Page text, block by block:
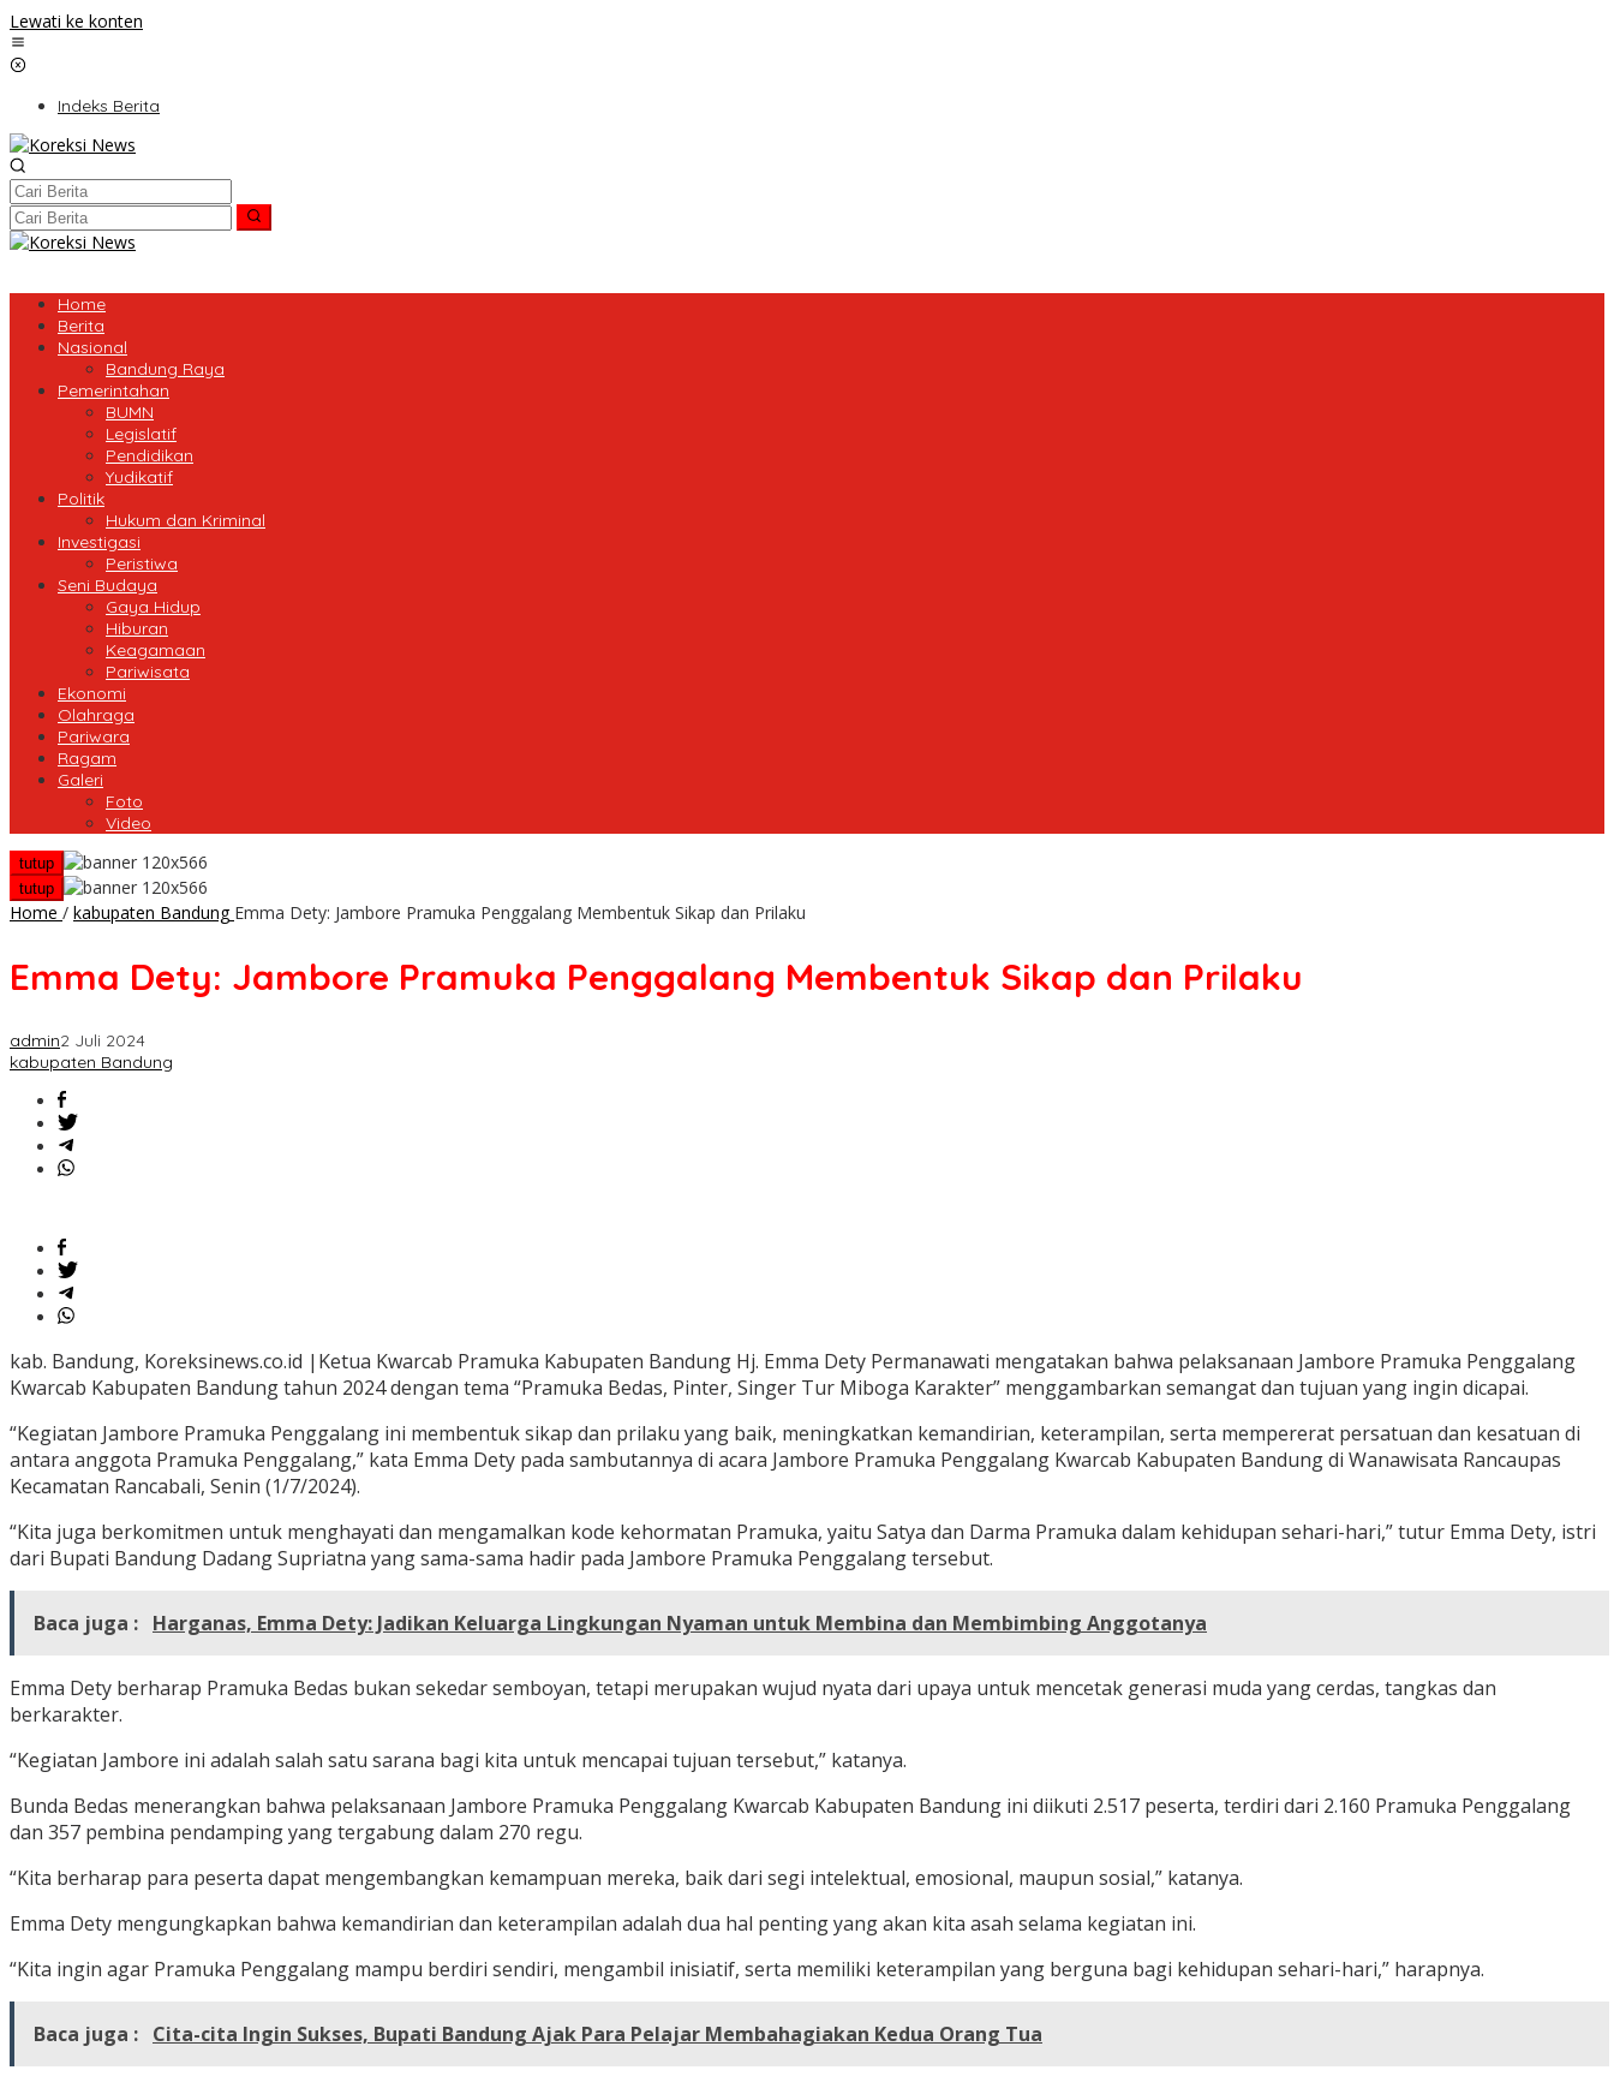
Lewati ke konten
Indeks Berita
Home
Berita
Nasional
Bandung Raya
Pemerintahan
BUMN
Legislatif
Pendidikan
Yudikatif
Politik
Hukum dan Kriminal
Investigasi
Peristiwa
Seni Budaya
Gaya Hidup
Hiburan
Keagamaan
Pariwisata
Ekonomi
Olahraga
Pariwara
Ragam
Galeri
Foto
Video
tutup
tutup
Home / kabupaten Bandung Emma Dety: Jambore Pramuka Penggalang Membentuk Sikap dan Prilaku
Emma Dety: Jambore Pramuka Penggalang Membentuk Sikap dan Prilaku
admin2 Juli 2024
kabupaten Bandung
kab. Bandung, Koreksinews.co.id |Ketua Kwarcab Pramuka Kabupaten Bandung Hj. Emma Dety Permanawati mengatakan bahwa pelaksanaan Jambore Pramuka Penggalang
Kwarcab Kabupaten Bandung tahun 2024 dengan tema “Pramuka Bedas, Pinter, Singer Tur Miboga Karakter” menggambarkan semangat dan tujuan yang ingin dicapai.
“Kegiatan Jambore Pramuka Penggalang ini membentuk sikap dan prilaku yang baik, meningkatkan kemandirian, keterampilan, serta mempererat persatuan dan kesatuan di
antara anggota Pramuka Penggalang,” kata Emma Dety pada sambutannya di acara Jambore Pramuka Penggalang Kwarcab Kabupaten Bandung di Wanawisata Rancaupas
Kecamatan Rancabali, Senin (1/7/2024).
“Kita juga berkomitmen untuk menghayati dan mengamalkan kode kehormatan Pramuka, yaitu Satya dan Darma Pramuka dalam kehidupan sehari-hari,” tutur Emma Dety, istri
dari Bupati Bandung Dadang Supriatna yang sama-sama hadir pada Jambore Pramuka Penggalang tersebut.
Baca juga : Harganas, Emma Dety: Jadikan Keluarga Lingkungan Nyaman untuk Membina dan Membimbing Anggotanya
Emma Dety berharap Pramuka Bedas bukan sekedar semboyan, tetapi merupakan wujud nyata dari upaya untuk mencetak generasi muda yang cerdas, tangkas dan
berkarakter.
“Kegiatan Jambore ini adalah salah satu sarana bagi kita untuk mencapai tujuan tersebut,” katanya.
Bunda Bedas menerangkan bahwa pelaksanaan Jambore Pramuka Penggalang Kwarcab Kabupaten Bandung ini diikuti 2.517 peserta, terdiri dari 2.160 Pramuka Penggalang
dan 357 pembina pendamping yang tergabung dalam 270 regu.
“Kita berharap para peserta dapat mengembangkan kemampuan mereka, baik dari segi intelektual, emosional, maupun sosial,” katanya.
Emma Dety mengungkapkan bahwa kemandirian dan keterampilan adalah dua hal penting yang akan kita asah selama kegiatan ini.
“Kita ingin agar Pramuka Penggalang mampu berdiri sendiri, mengambil inisiatif, serta memiliki keterampilan yang berguna bagi kehidupan sehari-hari,” harapnya.
Baca juga : Cita-cita Ingin Sukses, Bupati Bandung Ajak Para Pelajar Membahagiakan Kedua Orang Tua